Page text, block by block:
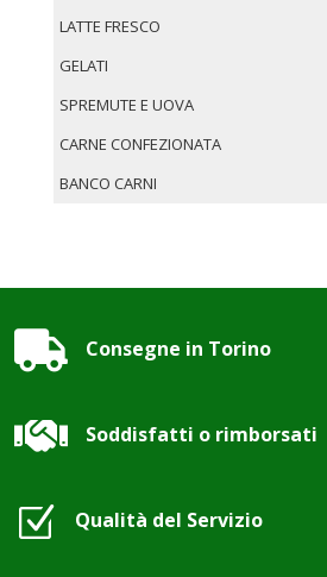
LATTE FRESCO
GELATI
SPREMUTE E UOVA
CARNE CONFEZIONATA
BANCO CARNI
 Consegne in Torino
 Soddisfatti o rimborsati
Z Qualità del Servizio